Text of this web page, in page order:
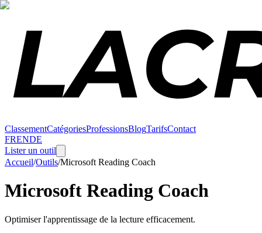
ClassementCatégoriesProfessionsBlogTarifsContact
FRENDE
Lister un outil
Accueil/Outils/Microsoft Reading Coach
Microsoft Reading Coach
Optimiser l'apprentissage de la lecture efficacement.